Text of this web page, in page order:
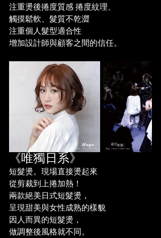
注重燙後捲度質感 捲度紋理、
觸摸鬆軟、髮質不乾澀
注重個人髮型適合性
增加設計師與顧客之間的信任。
《唯獨日系》
短髮燙。現場直接燙起來
從剪裁到上捲加熱！
兩款絕美日式短髮燙，
呈現甜美與女性成熟的樣貌
因人而異的短髮燙，
做調整後風格就不同。